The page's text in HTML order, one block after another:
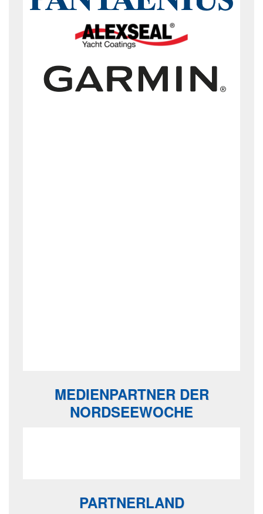
MEDIENPARTNER DER
NORDSEEWOCHE
PARTNERLAND